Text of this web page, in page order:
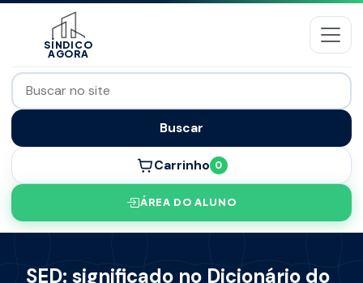
SÍNDICO
AGORA
Buscar
Carrinho 0
ÁREA DO ALUNO
SED: significado no Dicionário do